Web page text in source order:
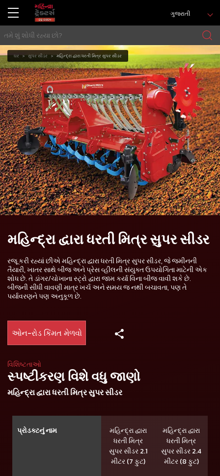
ગુજરાતી
ઘર સુપર સીડર મહિન્દ્રા દ્વારા ધરતી મિત્ર સુપર સીડર
મહિન્દ્રા દ્વારા ધરતી મિત્ર સુપર સીડર
રજૂ કરી રહ્યાં છીએ મહિન્દ્રા દ્વારા ધરતી મિત્ર સુપર સીડર, જે જમીનની
તૈયારી, ખાતર સાથે બીજ અને પ્રેસ વ્હીલની સંયુક્ત ઉપયોગિતા માટેની એક
શોધ છે. તે ડાંગર/ચોખાના સ્ટ્રો દ્વારા જામ કર્યા વિના બીજ વાવી શકે છે.
બીજની સીધી વાવણી માત્ર ખર્ચ અને સમય જ નથી બચાવતા, પણ તે
પર્યાવરણને પણ અનુકૂળ છે.
ઓન-રોડ કિંમત મેળવો
વિશિષ્ટતાઓ
સ્પષ્ટીકરણ વિશે વધુ જાણો
મહિન્દ્રા દ્વારા ધરતી મિત્ર સુપર સીડર
પ્રોડક્ટનું નામ
મહિન્દ્રા દ્વારા
ધરતી મિત્ર
સુપર સીડર 2.1
મીટર (7 ફુટ)
મહિન્દ્રા દ્વારા
ધરતી મિત્ર
સુપર સીડર 2.4
મીટર (8 ફુટ)